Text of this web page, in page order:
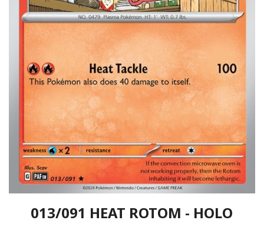
013/091 HEAT ROTOM - HOLO